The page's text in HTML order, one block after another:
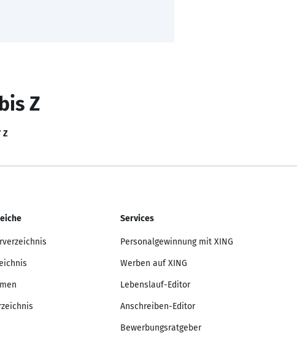
Z
Z
Services
Personalgewinnung mit XING
Werben auf XING
Lebenslauf-Editor
Anschreiben-Editor
Bewerbungsratgeber